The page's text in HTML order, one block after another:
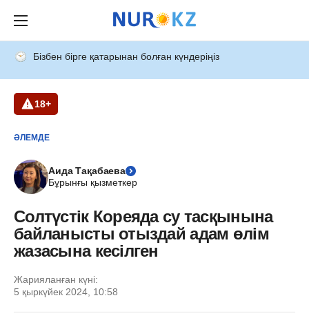
Бізбен бірге қатарынан болған күндеріңіз
18+
ӘЛЕМДЕ
Аида Тақабаева
Бұрынғы қызметкер
Солтүстік Кореяда су тасқынына
байланысты отыздай адам өлім
жазасына кесілген
Жарияланған күні:
5 қыркүйек 2024, 10:58